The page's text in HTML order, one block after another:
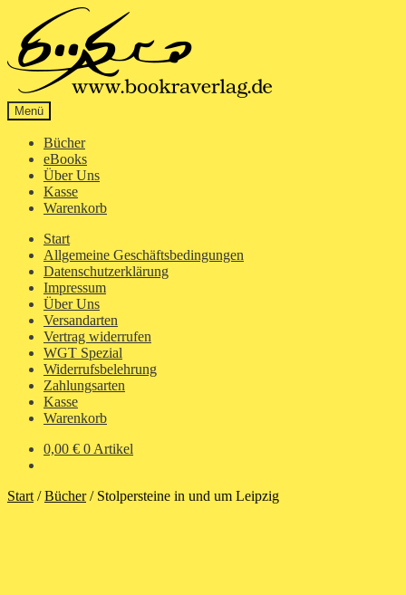
Navigation
springen
Inhalt
springen
Menü
Bücher
eBooks
Über Uns
Kasse
Warenkorb
Start
Allgemeine Geschäftsbedingungen
Datenschutzerklärung
Impressum
Über Uns
Versandarten
Vertrag widerrufen
WGT Spezial
Widerrufsbelehrung
Zahlungsarten
Kasse
Warenkorb
0,00 € 0 Artikel
Start /Bücher/ Stolpersteine in und um Leipzig